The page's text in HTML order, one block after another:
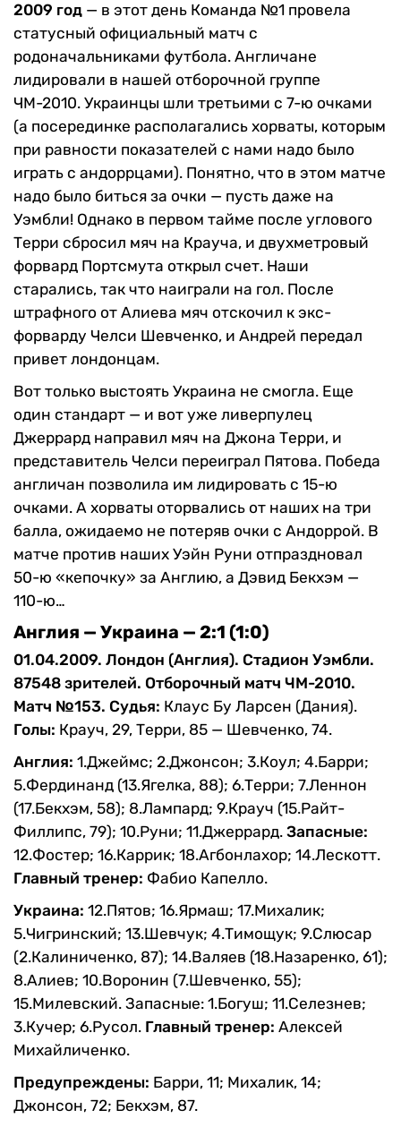
2009 год — в этот день Команда №1 провела
статусный официальный матч с
родоначальниками футбола. Англичане
лидировали в нашей отборочной группе
ЧМ-2010. Украинцы шли третьими с 7-ю очками
(а посерединке располагались хорваты, которым
при равности показателей с нами надо было
играть с андоррцами). Понятно, что в этом матче
надо было биться за очки — пусть даже на
Уэмбли! Однако в первом тайме после углового
Терри сбросил мяч на Крауча, и двухметровый
форвард Портсмута открыл счет. Наши
старались, так что наиграли на гол. После
штрафного от Алиева мяч отскочил к экс-
форварду Челси Шевченко, и Андрей передал
привет лондонцам.
Вот только выстоять Украина не смогла. Еще
один стандарт — и вот уже ливерпулец
Джеррард направил мяч на Джона Терри, и
представитель Челси переиграл Пятова. Победа
англичан позволила им лидировать с 15-ю
очками. А хорваты оторвались от наших на три
балла, ожидаемо не потеряв очки с Андоррой. В
матче против наших Уэйн Руни отпраздновал
50-ю «кепочку» за Англию, а Дэвид Бекхэм —
110-ю…
Англия — Украина — 2:1 (1:0)
01.04.2009. Лондон (Англия). Стадион Уэмбли.
87548 зрителей. Отборочный матч ЧМ-2010.
Матч №153. Судья: Клаус Бу Ларсен (Дания).
Голы: Крауч, 29, Терри, 85 — Шевченко, 74.
Англия: 1.Джеймс; 2.Джонсон; 3.Коул; 4.Барри;
5.Фердинанд (13.Ягелка, 88); 6.Терри; 7.Леннон
(17.Бекхэм, 58); 8.Лампард; 9.Крауч (15.Райт-
Филлипс, 79); 10.Руни; 11.Джеррард. Запасные:
12.Фостер; 16.Каррик; 18.Агбонлахор; 14.Лескотт.
Главный тренер: Фабио Капелло.
Украина: 12.Пятов; 16.Ярмаш; 17.Михалик;
5.Чигринский; 13.Шевчук; 4.Тимощук; 9.Слюсар
(2.Калиниченко, 87); 14.Валяев (18.Назаренко, 61);
8.Алиев; 10.Воронин (7.Шевченко, 55);
15.Милевский. Запасные: 1.Богуш; 11.Селезнев;
3.Кучер; 6.Русол. Главный тренер: Алексей
Михайличенко.
Предупреждены: Барри, 11; Михалик, 14;
Джонсон, 72; Бекхэм, 87.